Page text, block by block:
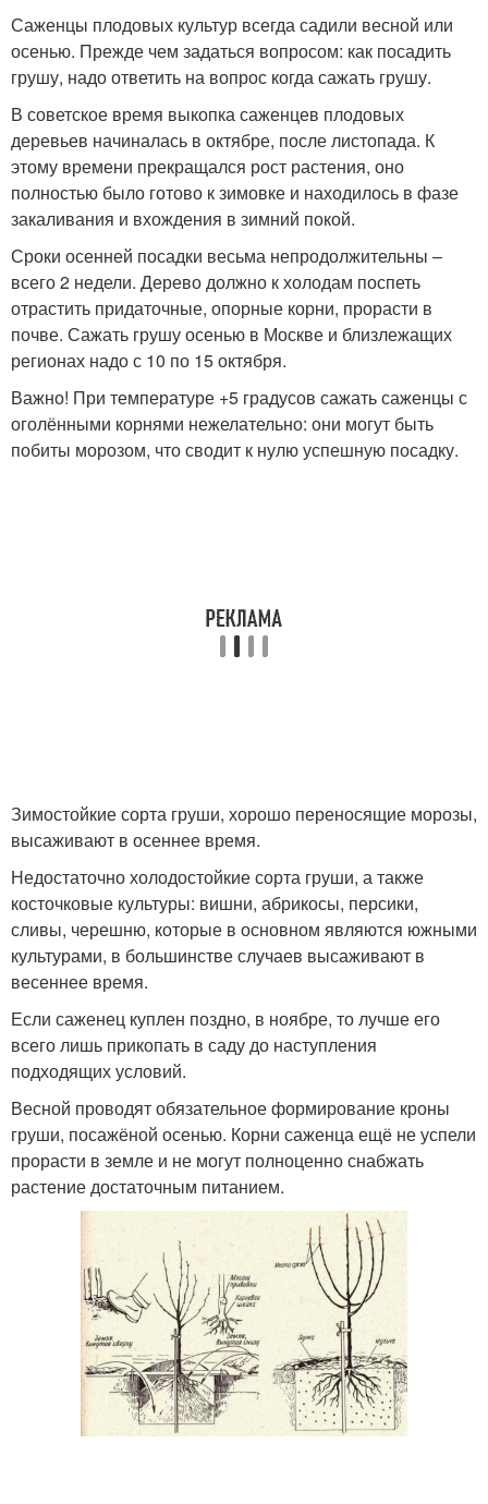
Саженцы плодовых культур всегда садили весной или
осенью. Прежде чем задаться вопросом: как посадить
грушу, надо ответить на вопрос когда сажать грушу.
В советское время выкопка саженцев плодовых
деревьев начиналась в октябре, после листопада. К
этому времени прекращался рост растения, оно
полностью было готово к зимовке и находилось в фазе
закаливания и вхождения в зимний покой.
Сроки осенней посадки весьма непродолжительны –
всего 2 недели. Дерево должно к холодам поспеть
отрастить придаточные, опорные корни, прорасти в
почве. Сажать грушу осенью в Москве и близлежащих
регионах надо с 10 по 15 октября.
Важно! При температуре +5 градусов сажать саженцы с
оголёнными корнями нежелательно: они могут быть
побиты морозом, что сводит к нулю успешную посадку.
Зимостойкие сорта груши, хорошо переносящие морозы,
высаживают в осеннее время.
Недостаточно холодостойкие сорта груши, а также
косточковые культуры: вишни, абрикосы, персики,
сливы, черешню, которые в основном являются южными
культурами, в большинстве случаев высаживают в
весеннее время.
Если саженец куплен поздно, в ноябре, то лучше его
всего лишь прикопать в саду до наступления
подходящих условий.
Весной проводят обязательное формирование кроны
груши, посажёной осенью. Корни саженца ещё не успели
прорасти в земле и не могут полноценно снабжать
растение достаточным питанием.